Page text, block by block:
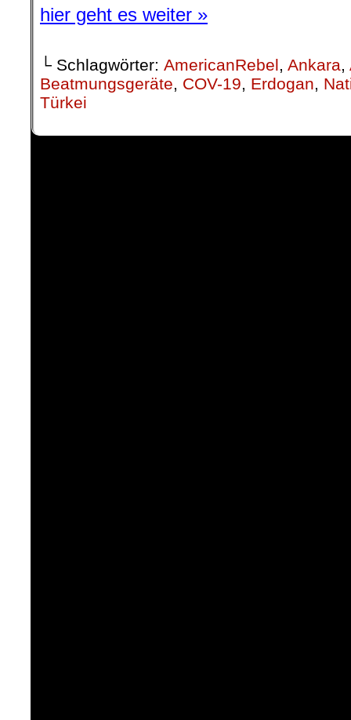
hier geht es weiter »
└ Schlagwörter: AmericanRebel, Ankara,
Beatmungsgeräte, COV-19, Erdogan,
Türkei